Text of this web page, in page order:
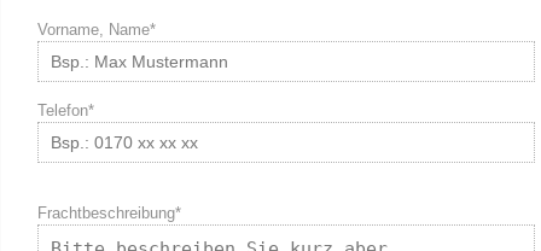
Vorname, Name*
Telefon*
Frachtbeschreibung*